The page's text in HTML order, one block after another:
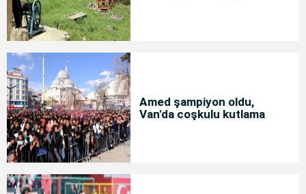
Amed şampiyon oldu,
Van'da coşkulu kutlama